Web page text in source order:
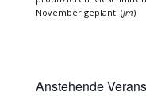
November geplant. (jm)
Anstehende